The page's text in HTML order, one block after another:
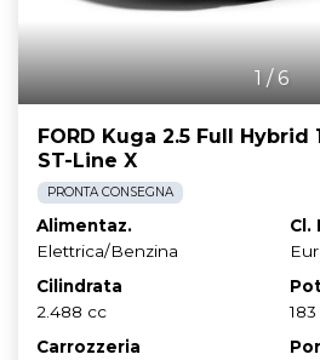
1/6
FORD Kuga 2.5 Full Hybrid
ST-Line X
PRONTA CONSEGNA
Alimentaz.
Elettrica/Benzina
Cl.
Cilindrata
2.488 cc
Carrozzeria